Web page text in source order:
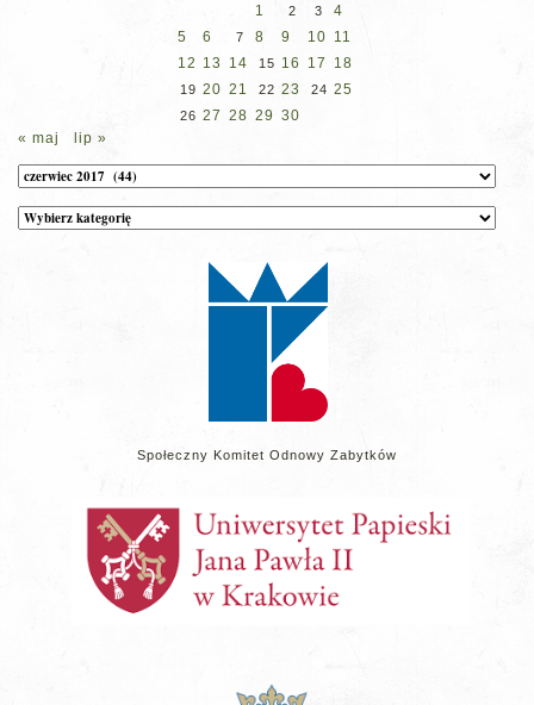
1 2 3
4
5
6 7 8 9 10 11
12 13 14 15 16 17 18
19 20 21 22 23 24 25
26 27 28 29 30
« maj
lip »
Archiwum
Kategorie
wpisów
Społeczny Komitet Odnowy Zabytków